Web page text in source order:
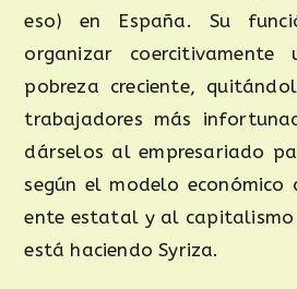
eso) en España. Su
organizar coercitivamente
pobreza creciente,
trabajadores más
dárselos al empresariado
según el modelo económico
ente estatal y al capitalismo
está haciendo Syriza.